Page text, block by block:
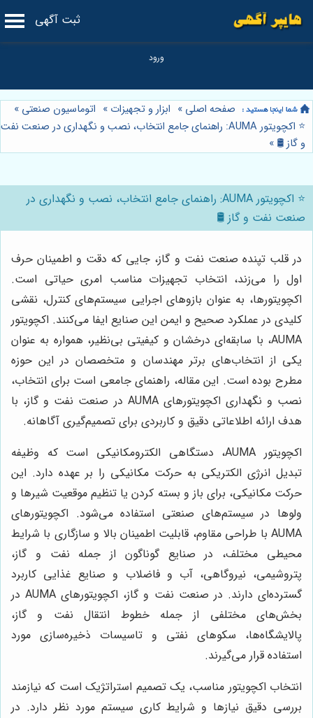
ثبت آگهی
صفحه اصلی » ابزار و تجهیزات » اتوماسیون صنعتی »
⭐️ اکچویتور AUMA: راهنمای جامع انتخاب، نصب و نگهداری در صنعت نفت
و گاز 🛢️ »
⭐️ اکچویتور AUMA: راهنمای جامع انتخاب، نصب و نگهداری در
صنعت نفت و گاز 🛢️
در قلب تپنده صنعت نفت و گاز، جایی که دقت و اطمینان حرف
اول را می‌زند، انتخاب تجهیزات مناسب امری حیاتی است.
اکچویتورها، به عنوان بازوهای اجرایی سیستم‌های کنترل، نقشی
کلیدی در عملکرد صحیح و ایمن این صنایع ایفا می‌کنند. اکچویتور
AUMA، با سابقه‌ای درخشان و کیفیتی بی‌نظیر، همواره به عنوان
یکی از انتخاب‌های برتر مهندسان و متخصصان در این حوزه
مطرح بوده است. این مقاله، راهنمای جامعی است برای انتخاب،
نصب و نگهداری اکچویتورهای AUMA در صنعت نفت و گاز، با
هدف ارائه اطلاعاتی دقیق و کاربردی برای تصمیم‌گیری آگاهانه.
اکچویتور AUMA، دستگاهی الکترومکانیکی است که وظیفه
تبدیل انرژی الکتریکی به حرکت مکانیکی را بر عهده دارد. این
حرکت مکانیکی، برای باز و بسته کردن یا تنظیم موقعیت شیرها و
ولوها در سیستم‌های صنعتی استفاده می‌شود. اکچویتورهای
AUMA با طراحی مقاوم، قابلیت اطمینان بالا و سازگاری با شرایط
محیطی مختلف، در صنایع گوناگون از جمله نفت و گاز،
پتروشیمی، نیروگاهی، آب و فاضلاب و صنایع غذایی کاربرد
گسترده‌ای دارند. در صنعت نفت و گاز، اکچویتورهای AUMA در
بخش‌های مختلفی از جمله خطوط انتقال نفت و گاز،
پالایشگاه‌ها، سکوهای نفتی و تاسیسات ذخیره‌سازی مورد
استفاده قرار می‌گیرند.
انتخاب اکچویتور مناسب، یک تصمیم استراتژیک است که نیازمند
بررسی دقیق نیازها و شرایط کاری سیستم مورد نظر دارد. در